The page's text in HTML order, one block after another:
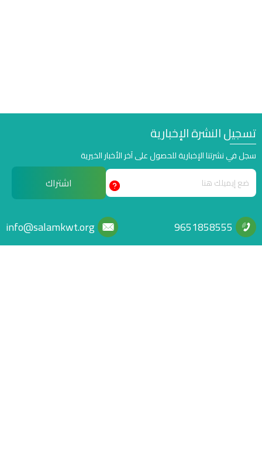
تسجيل النشرة الإخبارية
سجل في نشرتنا الإخبارية للحصول على آخر الأخبار الخيرية
اشتراك
9651858555
info@salamkwt.org